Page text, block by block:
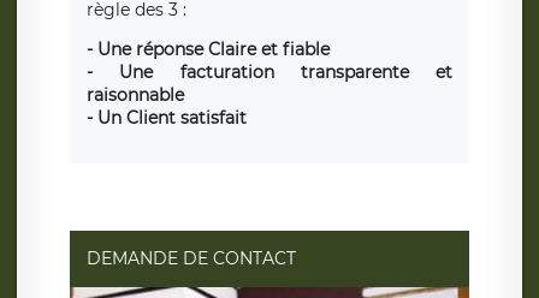
règle des 3 :
- Une réponse Claire et fiable
- Une facturation transparente et
raisonnable
- Un Client satisfait
DEMANDE DE CONTACT